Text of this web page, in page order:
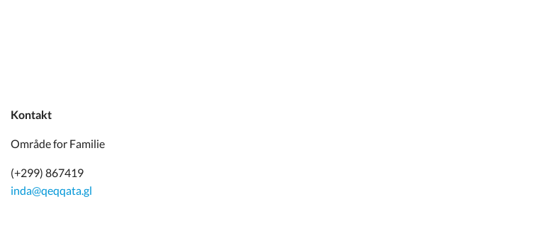
Kontakt
Område for Familie
(+299) 867419
inda@qeqqata.gl